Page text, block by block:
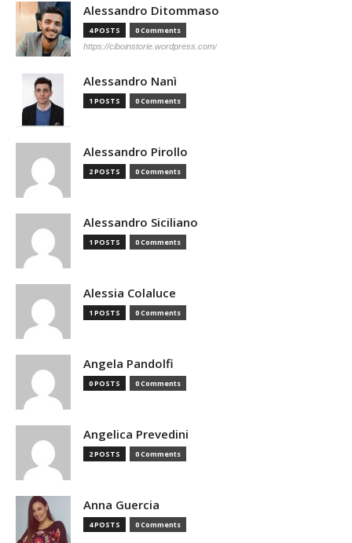
Alessandro Ditommaso
4 POSTS 0 Comments
https://ciboinstorie.wordpress.com/
Alessandro Nanì
1 POSTS 0 Comments
Alessandro Pirollo
2 POSTS 0 Comments
Alessandro Siciliano
1 POSTS 0 Comments
Alessia Colaluce
1 POSTS 0 Comments
Angela Pandolfi
0 POSTS 0 Comments
Angelica Prevedini
2 POSTS 0 Comments
Anna Guercia
4 POSTS 0 Comments